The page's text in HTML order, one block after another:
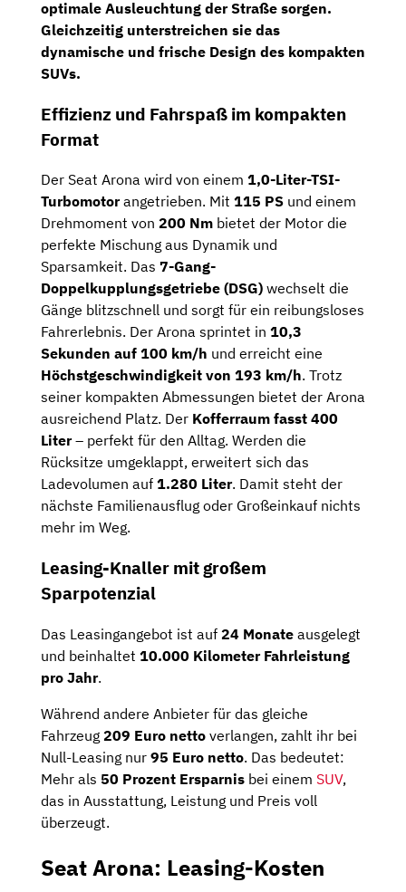
optimale Ausleuchtung der Straße sorgen.
Gleichzeitig unterstreichen sie das
dynamische und frische Design des kompakten
SUVs.
Effizienz und Fahrspaß im kompakten
Format
Der Seat Arona wird von einem 1,0-Liter-TSI-
Turbomotorangetrieben. Mit 115 PS und einem
Drehmoment von 200 Nm bietet der Motor die
perfekte Mischung aus Dynamik und
Sparsamkeit. Das 7-Gang-
Doppelkupplungsgetriebe (DSG) wechselt die
Gänge blitzschnell und sorgt für ein reibungsloses
Fahrerlebnis. Der Arona sprintet in 10,3
Sekunden auf 100 km/h und erreicht eine
Höchstgeschwindigkeit von 193 km/h. Trotz
seiner kompakten Abmessungen bietet der Arona
ausreichend Platz. Der Kofferraum fasst 400
Liter– perfekt für den Alltag. Werden die
Rücksitze umgeklappt, erweitert sich das
Ladevolumen auf 1.280 Liter. Damit steht der
nächste Familienausflug oder Großeinkauf nichts
mehr im Weg.
Leasing-Knaller mit großem
Sparpotenzial
Das Leasingangebot ist auf 24 Monate ausgelegt
und beinhaltet 10.000 Kilometer Fahrleistung
pro Jahr.
Während andere Anbieter für das gleiche
Fahrzeug 209 Euro netto verlangen, zahlt ihr bei
Null-Leasing nur 95 Euro netto. Das bedeutet:
Mehr als 50 Prozent Ersparnis bei einem SUV,
das in Ausstattung, Leistung und Preis voll
überzeugt.
Seat Arona: Leasing-Kosten